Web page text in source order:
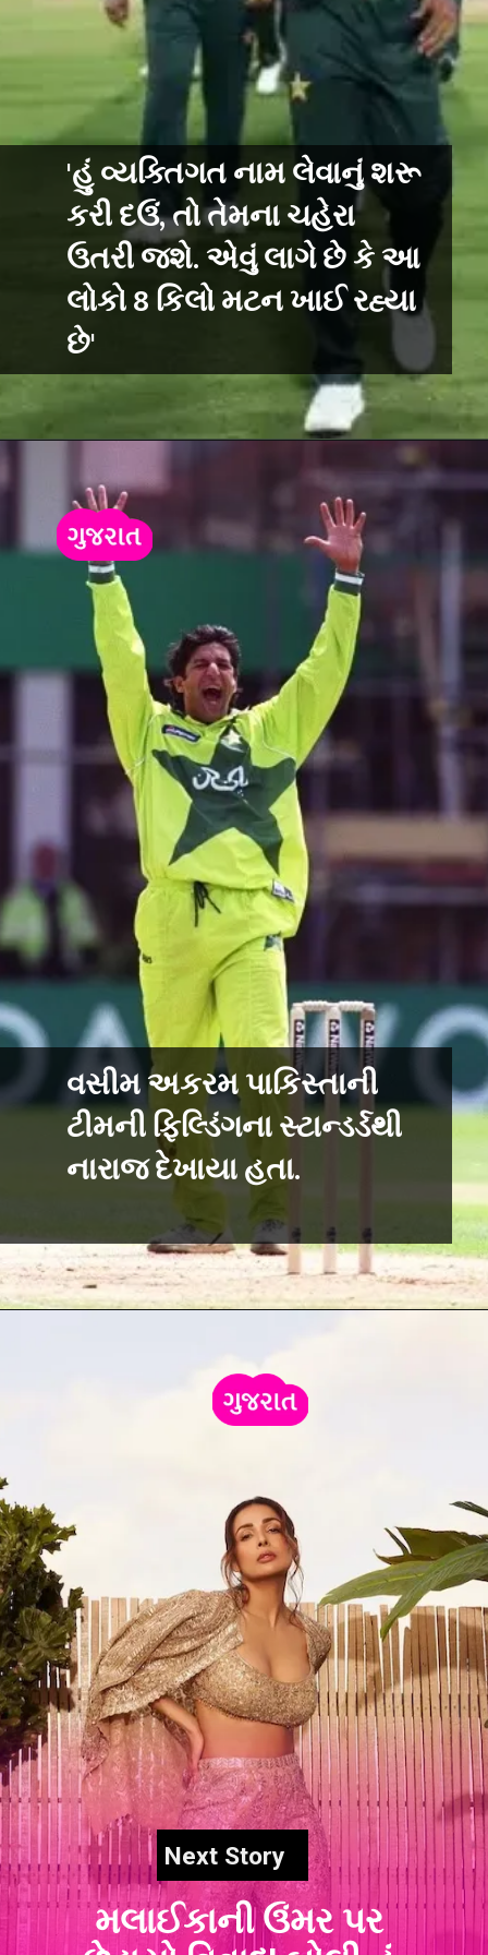
'હું વ્યક્તિગત નામ લેવાનું શરૂ
કરી દઉં, તો તેમના ચહેરા
ઉતરી જશે. એવું લાગે છે કે આ
લોકો 8 કિલો મટન ખાઈ રહ્યા
છે'
વસીમ અકરમ પાકિસ્તાની
ટીમની ફિલ્ડિંગના સ્ટાન્ડર્ડથી
નારાજ દેખાયા હતા.
મલાઈકાની ઉંમર પર
Next Story